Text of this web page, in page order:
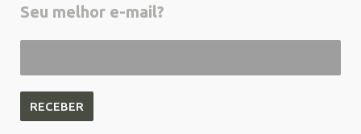
Seu melhor e-mail?